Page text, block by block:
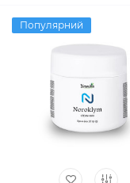
Популярний